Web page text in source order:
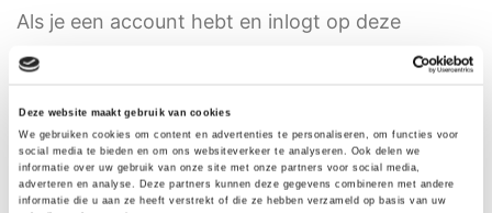
Deze website maakt gebruik van cookies
We gebruiken cookies om content en advertenties te personaliseren, om functies voor
social media te bieden en om ons websiteverkeer te analyseren. Ook delen we
informatie over uw gebruik van onze site met onze partners voor social media,
adverteren en analyse. Deze partners kunnen deze gegevens combineren met andere
informatie die u aan ze heeft verstrekt of die ze hebben verzameld op basis van uw
Als je een account hebt en inlogt op deze
website, wordt een tijdelijke cookie geplaatst.
Deze cookie bevat geen persoonlijke informatie
en wordt verwijderd zodra je je browser sluit.
Zodra je inlogt, worden er een aantal cookies
geplaatst om je inlog informatie en scherm